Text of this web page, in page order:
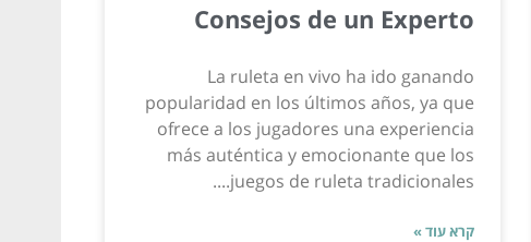
Consejos de un Experto
La ruleta en vivo ha ido ganando
popularidad en los últimos años, ya que
ofrece a los jugadores una experiencia
más auténtica y emocionante que los
juegos de ruleta tradicionales....
קרא עוד »